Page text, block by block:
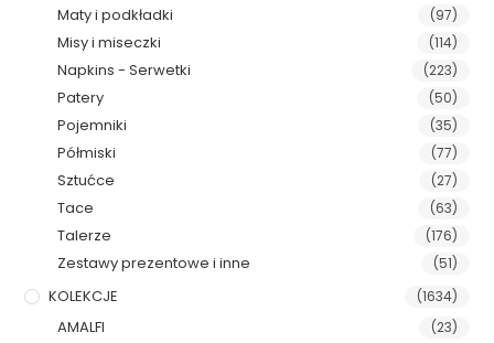
Maty i podkładki (97)
Misy i miseczki (114)
Napkins - Serwetki (223)
Patery (50)
Pojemniki (35)
Półmiski (77)
Sztućce (27)
Tace (63)
Talerze (176)
Zestawy prezentowe i inne (51)
KOLEKCJE (1634)
AMALFI (23)